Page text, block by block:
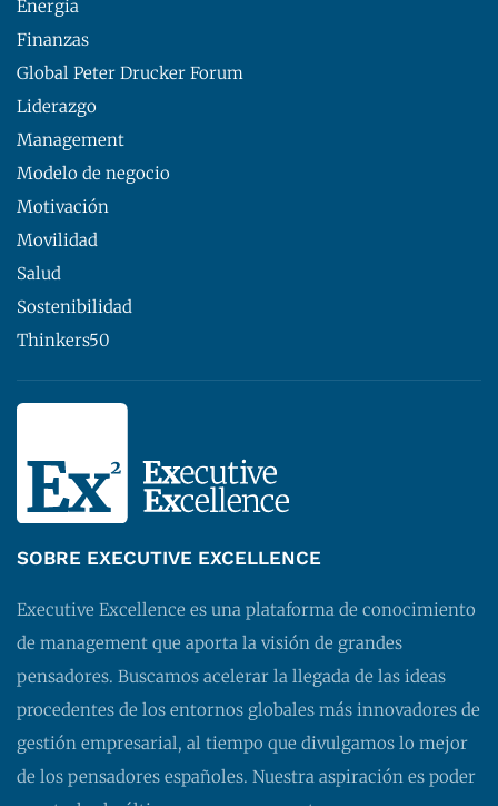
Energía
Finanzas
Global Peter Drucker Forum
Liderazgo
Management
Modelo de negocio
Motivación
Movilidad
Salud
Sostenibilidad
Thinkers50
SOBRE EXECUTIVE EXCELLENCE
Executive Excellence es una plataforma de conocimiento
de management que aporta la visión de grandes
pensadores. Buscamos acelerar la llegada de las ideas
procedentes de los entornos globales más innovadores de
gestión empresarial, al tiempo que divulgamos lo mejor
de los pensadores españoles. Nuestra aspiración es poder